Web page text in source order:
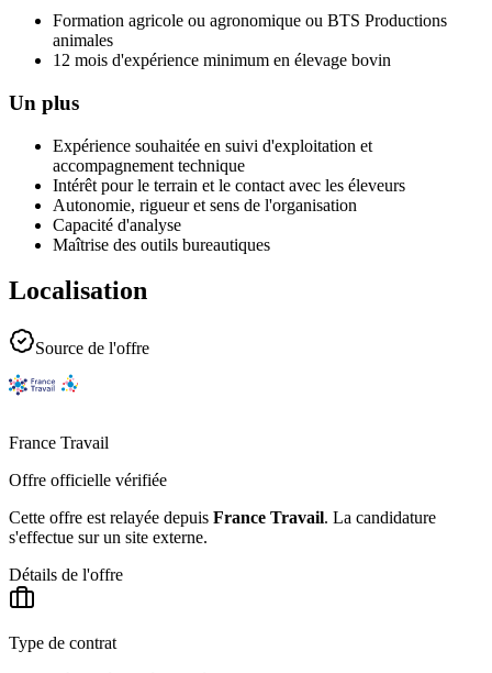
Formation agricole ou agronomique ou BTS Productions
animales
12 mois d'expérience minimum en élevage bovin
Un plus
Expérience souhaitée en suivi d'exploitation et
accompagnement technique
Intérêt pour le terrain et le contact avec les éleveurs
Autonomie, rigueur et sens de l'organisation
Capacité d'analyse
Maîtrise des outils bureautiques
Localisation
Source de l'offre
France Travail
Offre officielle vérifiée
Cette offre est relayée depuis France Travail. La candidature
s'effectue sur un site externe.
Détails de l'offre
Type de contrat